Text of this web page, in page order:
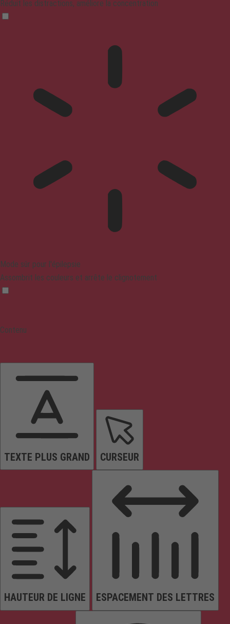
Réduit les distractions, améliore la concentration
Mode sûr pour l'épilepsie
Assombrit les couleurs et arrête le clignotement
Contenu
TEXTE PLUS GRAND CURSEUR
HAUTEUR DE LIGNE ESPACEMENT DES LETTRES